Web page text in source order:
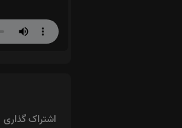
اشتراک گذاری